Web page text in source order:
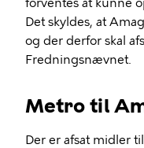
forventes at kunne
Det skyldes, at
og der derfor skal
Fredningsnævnet.
Metro til
Der er afsat midler